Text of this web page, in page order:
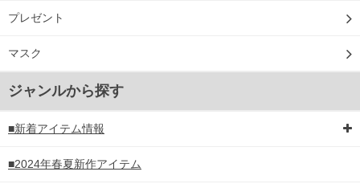
プレゼント
マスク
ジャンルから探す
■新着アイテム情報
■2024年春夏新作アイテム